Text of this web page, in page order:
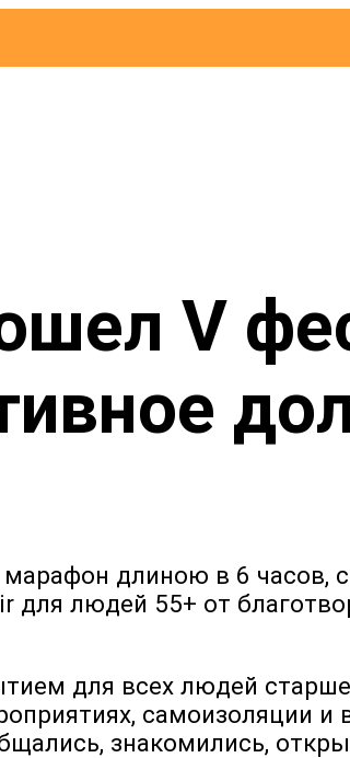
V
длиною в 6 часов,
для людей 55+ от
для всех людей
самоизоляции
знакомились,